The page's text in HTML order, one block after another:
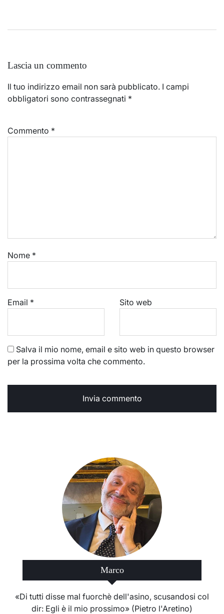
Lascia un commento
Il tuo indirizzo email non sarà pubblicato. I campi
obbligatori sono contrassegnati *
Commento *
Nome *
Email * Sito web
Salva il mio nome, email e sito web in questo browser
per la prossima volta che commento.
Marco
«Di tutti disse mal fuorchè dell'asino, scusandosi col
dir: Egli è il mio prossimo» (Pietro l'Aretino)